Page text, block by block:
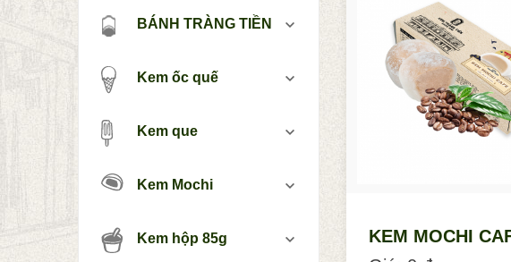
BÁNH TRÀNG TIỀN
Kem ốc quế
Kem que
Kem Mochi
Kem hộp 85g
KEM MOCHI